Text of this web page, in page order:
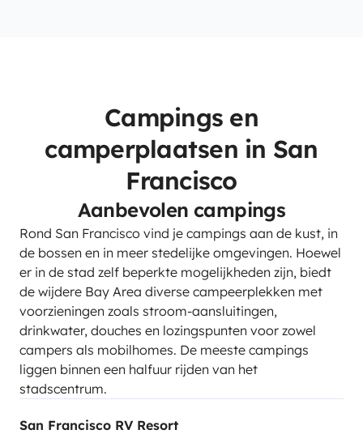
Campings en
camperplaatsen in San
Francisco
Aanbevolen campings
Rond San Francisco vind je campings aan de kust, in
de bossen en in meer stedelijke omgevingen. Hoewel
er in de stad zelf beperkte mogelijkheden zijn, biedt
de wijdere Bay Area diverse campeerplekken met
voorzieningen zoals stroom-aansluitingen,
drinkwater, douches en lozingspunten voor zowel
campers als mobilhomes. De meeste campings
liggen binnen een halfuur rijden van het
stadscentrum.
San Francisco RV Resort